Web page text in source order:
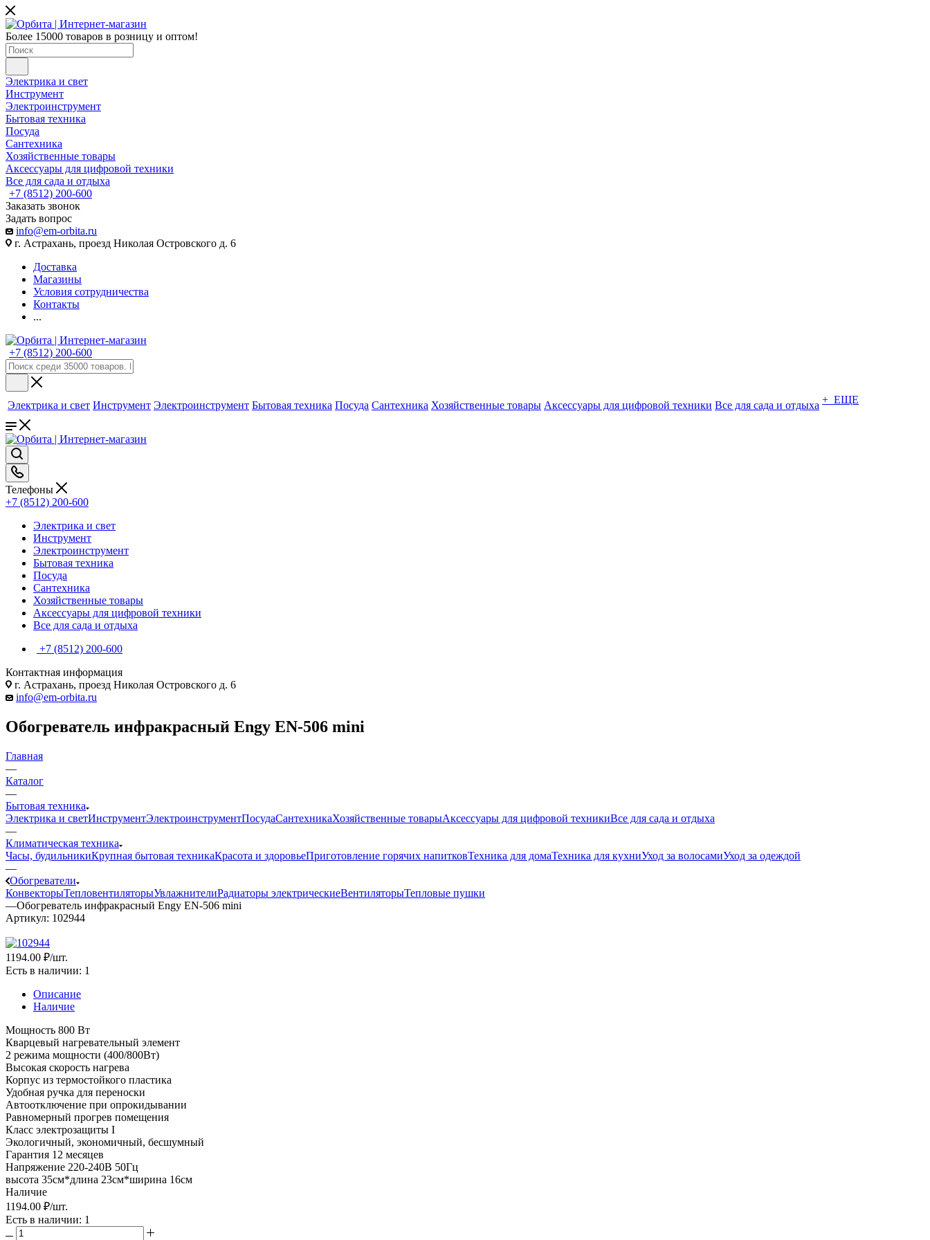
Более 15000 товаров в розницу и оптом!
Электрика и свет
Инструмент
Электроинструмент
Бытовая техника
Посуда
Сантехника
Хозяйственные товары
Аксессуары для цифровой техники
Все для сада и отдыха
+7 (8512) 200-600
Заказать звонок
Задать вопрос
info@em-orbita.ru
г. Астрахань, проезд Николая Островского д. 6
Доставка
Магазины
Условия сотрудничества
Контакты
...
+7 (8512) 200-600
Электрика и свет Инструмент Электроинструмент Бытовая техника Посуда Сантехника Хозяйственные товары Аксессуары для цифровой техники Все для сада и отдыха + ЕЩЕ
Телефоны
+7 (8512) 200-600
Электрика и свет
Инструмент
Электроинструмент
Бытовая техника
Посуда
Сантехника
Хозяйственные товары
Аксессуары для цифровой техники
Все для сада и отдыха
+7 (8512) 200-600
Контактная информация
г. Астрахань, проезд Николая Островского д. 6
info@em-orbita.ru
Обогреватель инфракрасный Engy EN-506 mini
Главная
—
Каталог
—
Бытовая техника
Электрика и светИнструментЭлектроинструментПосудаСантехникаХозяйственные товарыАксессуары для цифровой техникиВсе для сада и отдыха
—
Климатическая техника
Часы, будильникиКрупная бытовая техникаКрасота и здоровьеПриготовление горячих напитковТехника для домаТехника для кухниУход за волосамиУход за одеждой
—
Обогреватели
КонвекторыТепловентиляторыУвлажнителиРадиаторы электрическиеВентиляторыТепловые пушки
—Обогреватель инфракрасный Engy EN-506 mini
Артикул: 102944
1194.00 ₽/шт.
Есть в наличии: 1
Описание
Наличие
Мощность 800 Вт
Кварцевый нагревательный элемент
2 режима мощности (400/800Вт)
Высокая скорость нагрева
Корпус из термостойкого пластика
Удобная ручка для переноски
Автоотключение при опрокидывании
Равномерный прогрев помещения
Класc электрозащиты I
Экологичный, экономичный, бесшумный
Гарантия 12 месяцев
Напряжение 220-240В 50Гц
высота 35см*длина 23см*ширина 16см
Наличие
1194.00 ₽/шт.
Есть в наличии: 1